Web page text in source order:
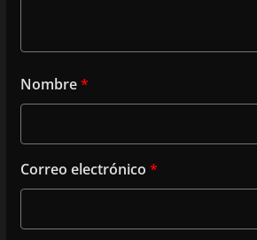
Nombre*
Correo electrónico *